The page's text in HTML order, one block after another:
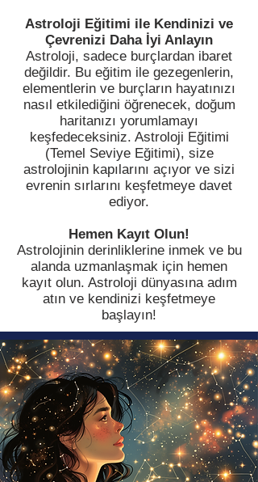
Astroloji Eğitimi ile Kendinizi ve
Çevrenizi Daha İyi Anlayın
Astroloji, sadece burçlardan ibaret
değildir. Bu eğitim ile gezegenlerin,
elementlerin ve burçların hayatınızı
nasıl etkilediğini öğrenecek, doğum
haritanızı yorumlamayı
keşfedeceksiniz. Astroloji Eğitimi
(Temel Seviye Eğitimi), size
astrolojinin kapılarını açıyor ve sizi
evrenin sırlarını keşfetmeye davet
ediyor.
Hemen Kayıt Olun!
Astrolojinin derinliklerine inmek ve bu
alanda uzmanlaşmak için hemen
kayıt olun. Astroloji dünyasına adım
atın ve kendinizi keşfetmeye
başlayın!